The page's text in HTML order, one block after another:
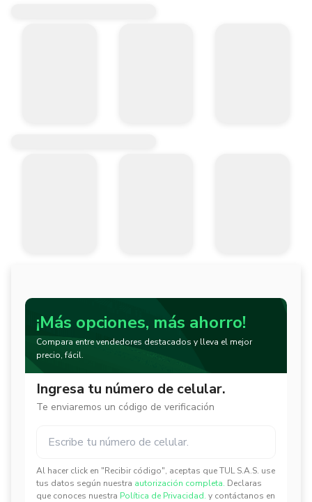
¡Más opciones, más ahorro!
Compara entre vendedores destacados y lleva el mejor
precio, fácil.
Ingresa tu número de celular.
Te enviaremos un código de verificación
Al hacer click en "Recibir código", aceptas que TUL S.A.S. use
tus datos según nuestra autorización completa. Declaras
que conoces nuestra Política de Privacidad. y contáctanos en